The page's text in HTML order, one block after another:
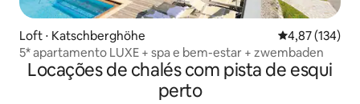
Loft ⋅ Katschberghöhe 4,87 de uma
4,87 (134)
5* apartamento LUXE + spa e bem-estar + zwembaden
Locações de chalés com pista de esqui
perto